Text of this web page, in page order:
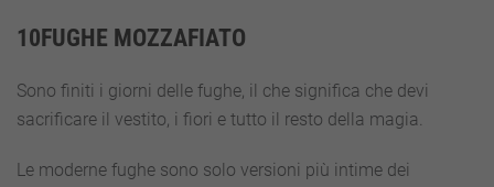
10FUGHE MOZZAFIATO
Sono finiti i giorni delle fughe, il che significa che devi
sacrificare il vestito, i fiori e tutto il resto della magia.
Le moderne fughe sono solo versioni più intime dei